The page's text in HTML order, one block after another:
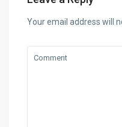
Your email address will